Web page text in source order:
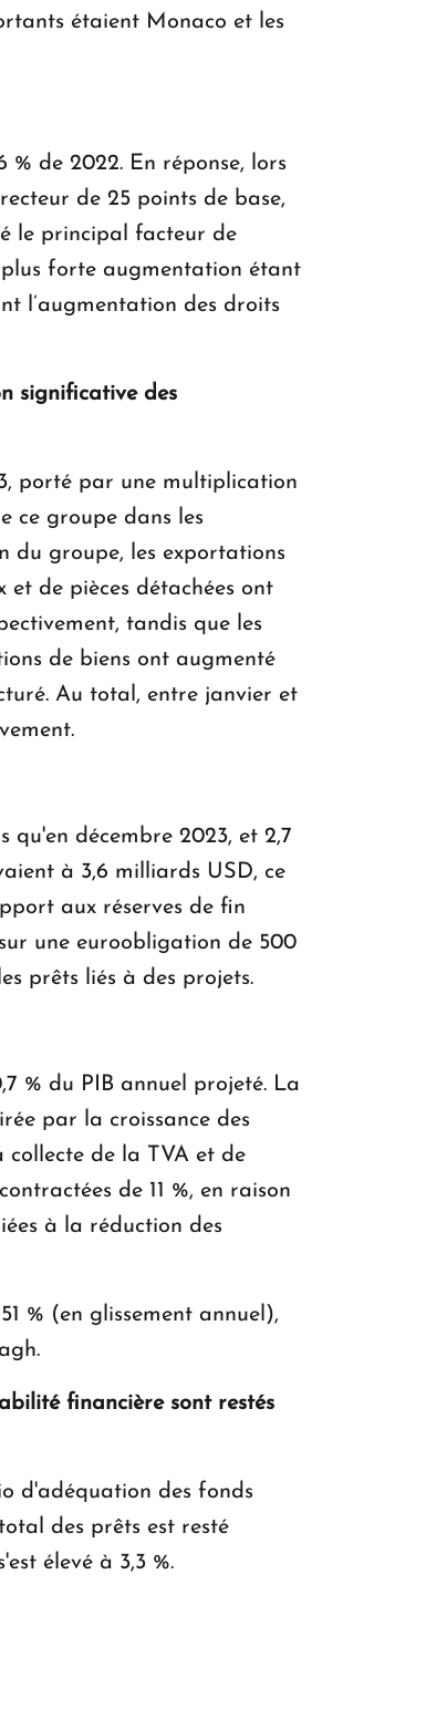
étaient Monaco et les
de 2022. En réponse, lors
de 25 points de base,
le principal facteur de
forte augmentation étant
l’augmentation des droits
significative des
porté par une multiplication
ce groupe dans les
du groupe, les exportations
de pièces détachées ont
tandis que les
de biens ont augmenté
Au total, entre janvier et
décembre 2023, et 2,7
à 3,6 milliards USD, ce
aux réserves de fin
une euro­obligation de 500
prêts liés à des projets.
% du PIB annuel projeté. La
par la croissance des
collecte de la TVA et de
de 11 %, en raison
à la réduction des
% (en glissement annuel),
financière sont restés
d'adéquation des fonds
des prêts est resté
élevé à 3,3 %.